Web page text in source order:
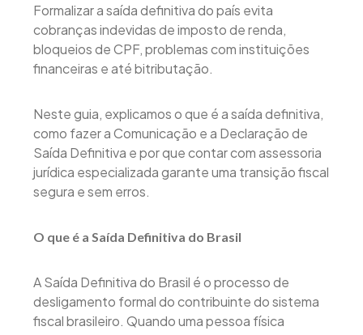
Formalizar a saída definitiva do país evita
cobranças indevidas de imposto de renda,
bloqueios de CPF, problemas com instituições
financeiras e até bitributação.
Neste guia, explicamos o que é a saída definitiva,
como fazer a Comunicação e a Declaração de
Saída Definitiva e por que contar com assessoria
jurídica especializada garante uma transição fiscal
segura e sem erros.
O que é a Saída Definitiva do Brasil
A Saída Definitiva do Brasil é o processo de
desligamento formal do contribuinte do sistema
fiscal brasileiro. Quando uma pessoa física